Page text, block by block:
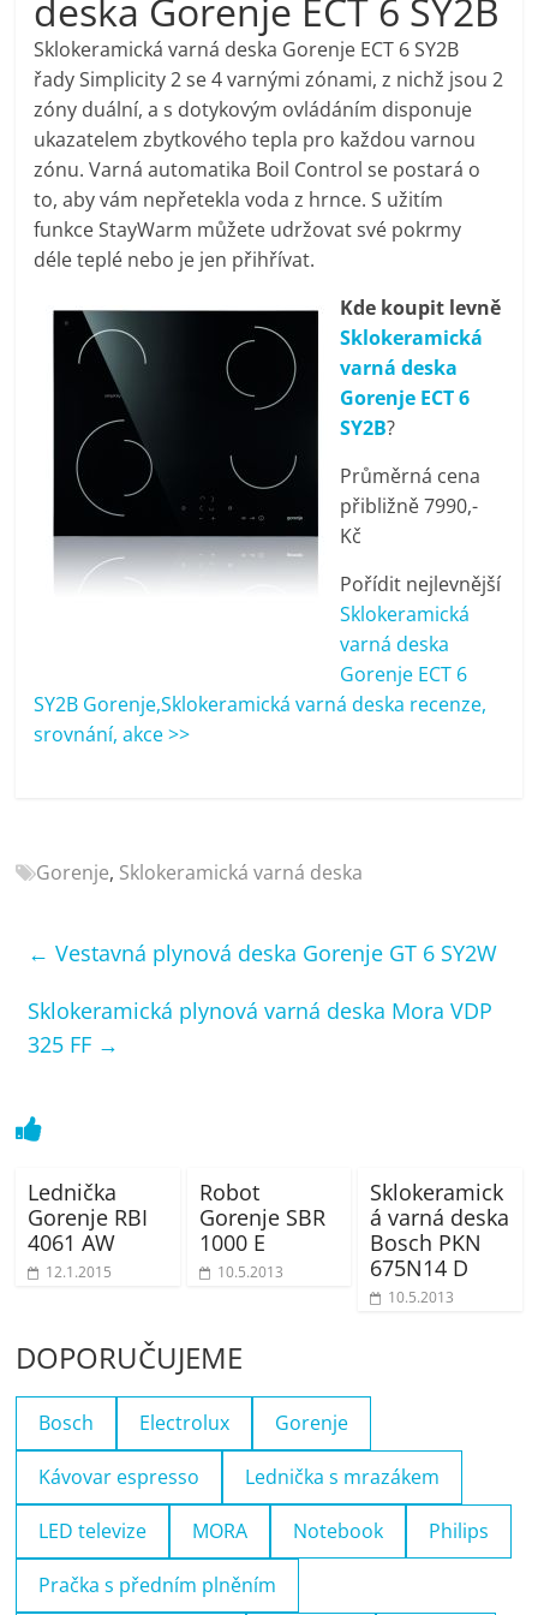
pračky,
televize,
notebooky,
mobilní
telefony,
kávovary,
bazény
Nejlepší
elektronika
porovnání
Elektro
televize,
notebooky,
deska Gorenje ECT 6 SY2B
Sklokeramická varná deska Gorenje ECT 6 SY2B
řady Simplicity 2 se 4 varnými zónami, z nichž jsou 2
zóny duální, a s dotykovým ovládáním disponuje
ukazatelem zbytkového tepla pro každou varnou
zónu. Varná automatika Boil Control se postará o
to, aby vám nepřetekla voda z hrnce. S užitím
funkce StayWarm můžete udržovat své pokrmy
déle teplé nebo je jen přihřívat.
Kde koupit levně
Sklokeramická
varná deska
Gorenje ECT 6
SY2B?
Průměrná cena
přibližně 7990,-
Kč
Pořídit nejlevnější
Sklokeramická
varná deska
Gorenje ECT 6
SY2B Gorenje,Sklokeramická varná deska recenze,
srovnání, akce >>
Gorenje, Sklokeramická varná deska
← Vestavná plynová deska Gorenje GT 6 SY2W
Sklokeramická plynová varná deska Mora VDP
325 FF →
Lednička
Gorenje RBI
4061 AW
12.1.2015
Robot
Gorenje SBR
1000 E
10.5.2013
Sklokeramick
á varná deska
Bosch PKN
675N14 D
10.5.2013
DOPORUČUJEME
Bosch Electrolux Gorenje
Kávovar espresso Lednička s mrazákem
LED televize MORA Notebook Philips
Pračka s předním plněním